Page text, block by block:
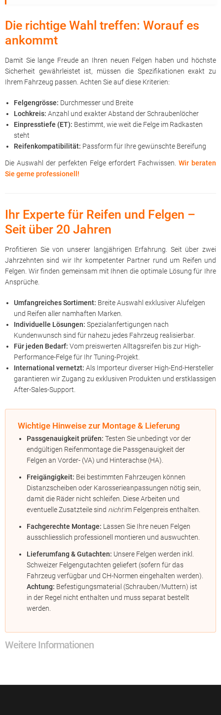
Die richtige Wahl treffen: Worauf es
ankommt
Damit Sie lange Freude an Ihren neuen Felgen haben und höchste
Sicherheit gewährleistet ist, müssen die Spezifikationen exakt zu
Ihrem Fahrzeug passen. Achten Sie auf diese Kriterien:
Felgengrösse: Durchmesser und Breite
Lochkreis: Anzahl und exakter Abstand der Schraubenlöcher
Einpresstiefe (ET): Bestimmt, wie weit die Felge im Radkasten
steht
Reifenkompatibilität: Passform für Ihre gewünschte Bereifung
Die Auswahl der perfekten Felge erfordert Fachwissen. Wir beraten
Sie gerne professionell!
Ihr Experte für Reifen und Felgen –
Seit über 20 Jahren
Profitieren Sie von unserer langjährigen Erfahrung. Seit über zwei
Jahrzehnten sind wir Ihr kompetenter Partner rund um Reifen und
Felgen. Wir finden gemeinsam mit Ihnen die optimale Lösung für Ihre
Ansprüche.
Umfangreiches Sortiment: Breite Auswahl exklusiver Alufelgen
und Reifen aller namhaften Marken.
Individuelle Lösungen: Spezialanfertigungen nach
Kundenwunsch sind für nahezu jedes Fahrzeug realisierbar.
Für jeden Bedarf: Vom preiswerten Alltagsreifen bis zur High-
Performance-Felge für Ihr Tuning-Projekt.
International vernetzt: Als Importeur diverser High-End-Hersteller
garantieren wir Zugang zu exklusiven Produkten und erstklassigen
After-Sales-Support.
Wichtige Hinweise zur Montage & Lieferung
Passgenauigkeit prüfen: Testen Sie unbedingt vor der
endgültigen Reifenmontage die Passgenauigkeit der
Felgen an Vorder- (VA) und Hinterachse (HA).
Freigängigkeit: Bei bestimmten Fahrzeugen können
Distanzscheiben oder Karosserieanpassungen nötig sein,
damit die Räder nicht schleifen. Diese Arbeiten und
eventuelle Zusatzteile sind nichtim Felgenpreis enthalten.
Fachgerechte Montage: Lassen Sie Ihre neuen Felgen
ausschliesslich professionell montieren und auswuchten.
Lieferumfang & Gutachten: Unsere Felgen werden inkl.
Schweizer Felgengutachten geliefert (sofern für das
Fahrzeug verfügbar und CH-Normen eingehalten werden).
Achtung: Befestigungsmaterial (Schrauben/Muttern) ist
in der Regel nicht enthalten und muss separat bestellt
werden.
Weitere Informationen